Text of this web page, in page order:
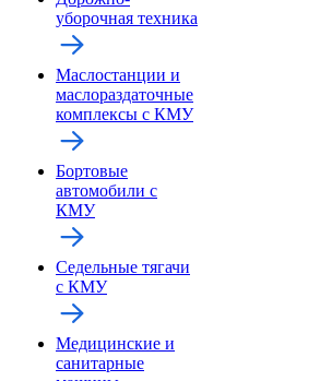
уборочная техника
Маслостанции и
маслораздаточные
комплексы с КМУ
Бортовые
автомобили с
КМУ
Седельные тягачи
с КМУ
Медицинские и
санитарные